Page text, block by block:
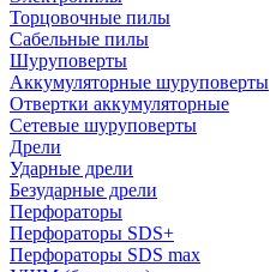
Торцовочные пилы
Сабельные пилы
Шуруповерты
Аккумуляторные шуруповерты
Отвертки аккумуляторные
Сетевые шуруповерты
Дрели
Ударные дрели
Безударные дрели
Перфораторы
Перфораторы SDS+
Перфораторы SDS max